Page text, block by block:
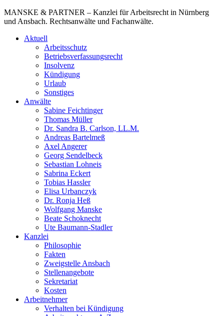
MANSKE & PARTNER – Kanzlei für Arbeitsrecht in Nürnberg
und Ansbach. Rechtsanwälte und Fachanwälte.
Aktuell
Arbeitsschutz
Betriebsverfassungsrecht
Insolvenz
Kündigung
Urlaub
Sonstiges
Anwälte
Sabine Feichtinger
Thomas Müller
Dr. Sandra B. Carlson, LL.M.
Andreas Bartelmeß
Axel Angerer
Georg Sendelbeck
Sebastian Lohneis
Sabrina Eckert
Tobias Hassler
Elisa Urbanczyk
Dr. Ronja Heß
Wolfgang Manske
Beate Schoknecht
Ute Baumann-Stadler
Kanzlei
Philosophie
Fakten
Zweigstelle Ansbach
Stellenangebote
Sekretariat
Kosten
Arbeitnehmer
Verhalten bei Kündigung